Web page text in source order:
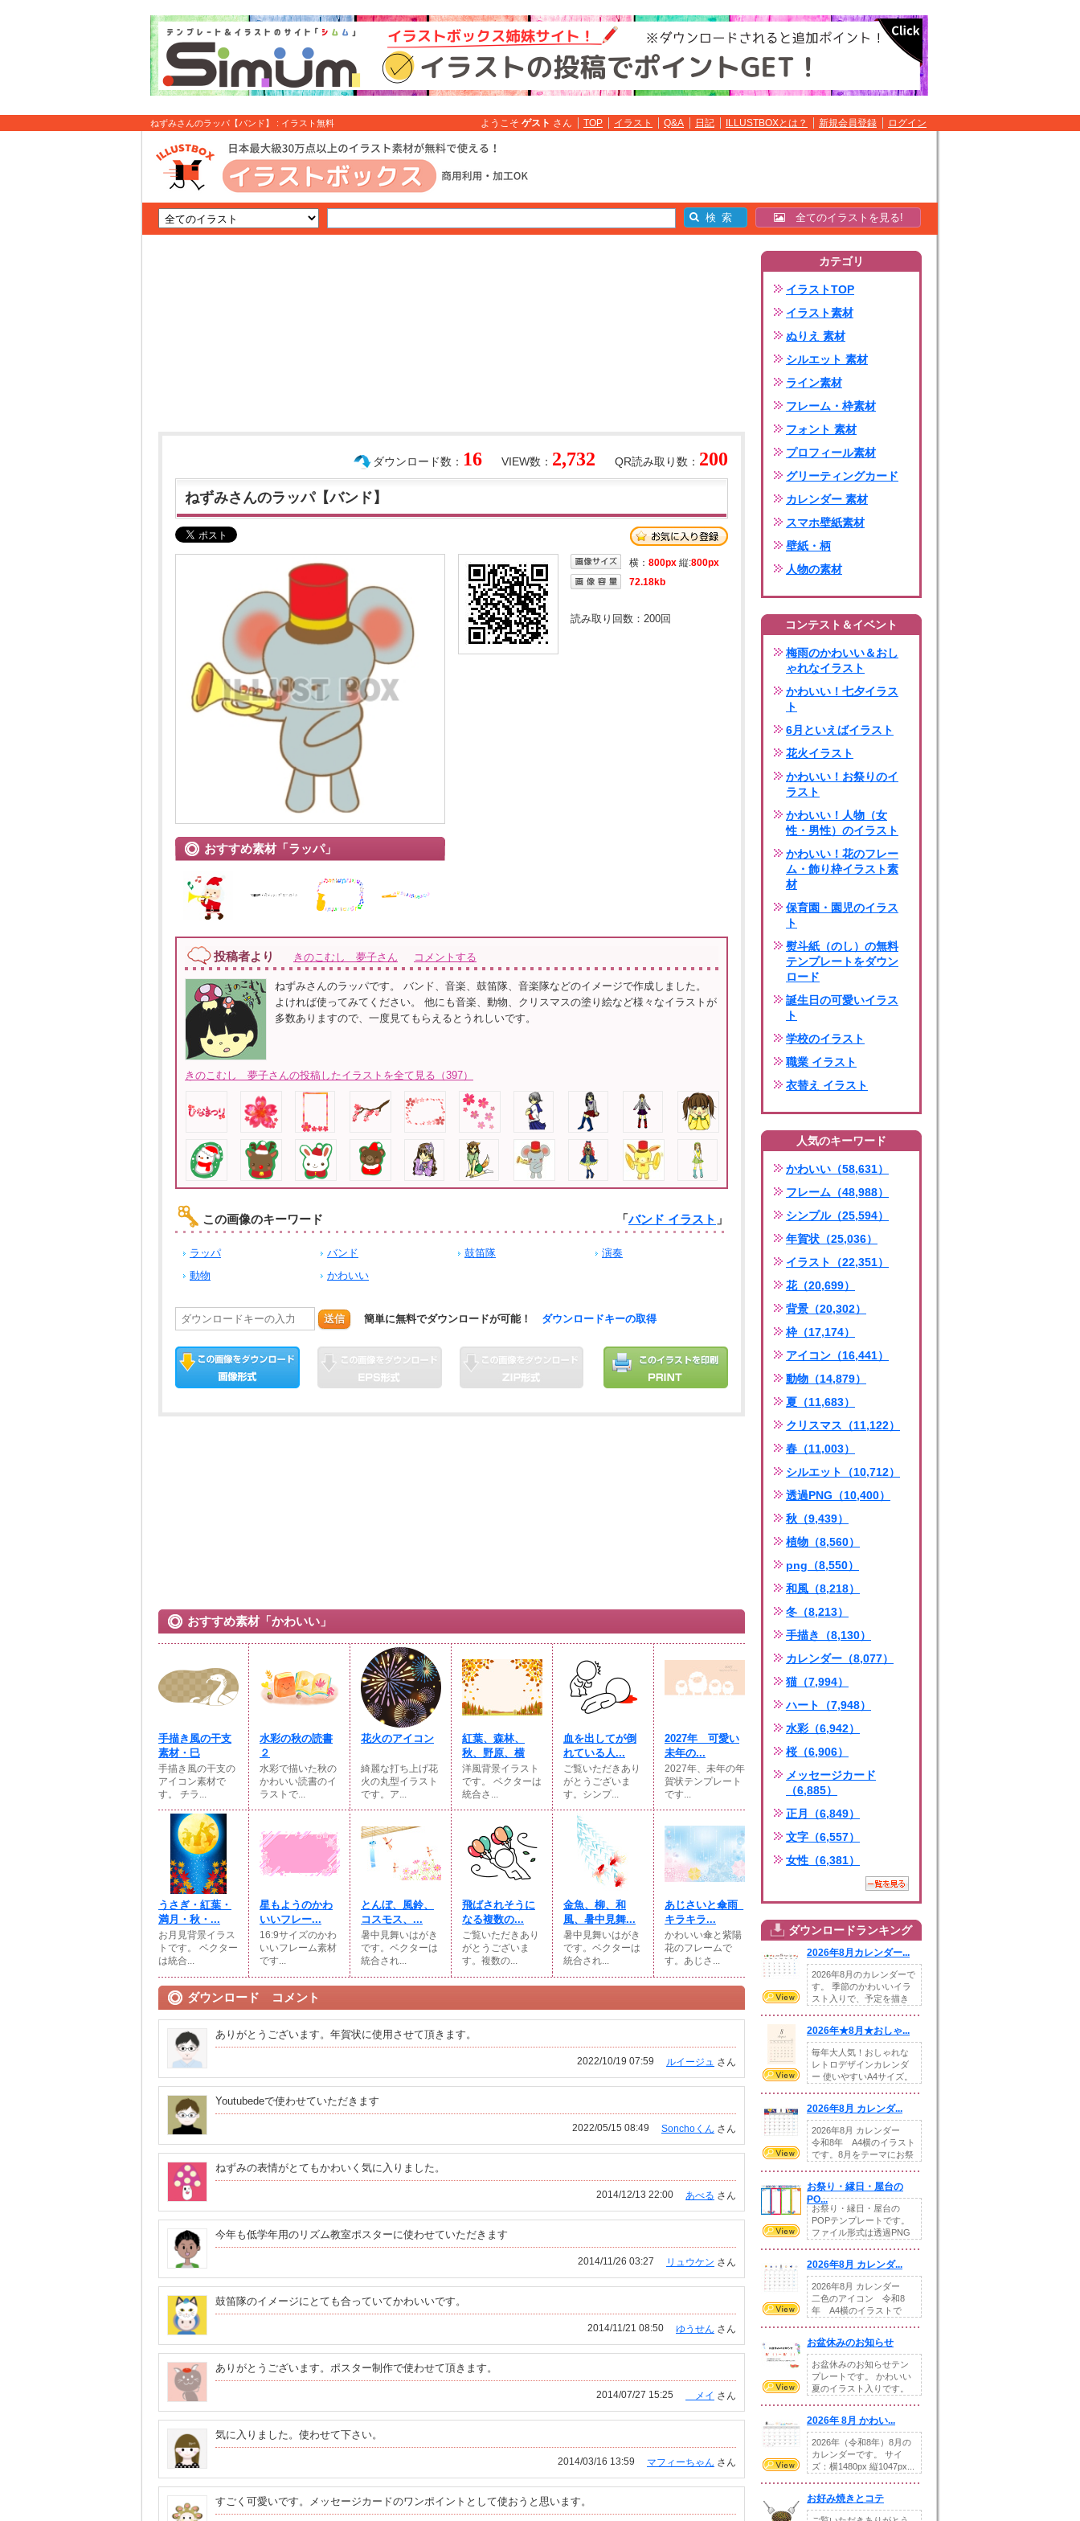
ねずみさんのラッパ【バンド】 : イラスト無料 ようこそ ゲスト さん TOP イラスト Q&A 日記 ILLUSTBOXとは？ 新規会員登録 ログイン
全てのイラストを見る!
QR読み取り数： 200
VIEW数： 2,732
ダウンロード数： 16
ねずみさんのラッパ【バンド】
おすすめ素材「ラッパ」
横： 800px 縦:800px
72.18kb
読み取り回数： 200回
投稿者より きのこむし 夢子さん コメントする
ねずみさんのラッパです。 バンド、音楽、鼓笛隊、音楽隊などのイメージで作成しました。
よければ使ってみてください。 他にも音楽、動物、クリスマスの塗り絵など様々なイラストが
多数ありますので、一度見てもらえるとうれしいです。
きのこむし 夢子さんの投稿したイラストを全て見る（397）
この画像のキーワード 「バンド イラスト 」
ラッパ バンド 鼓笛隊
演奏
動物
かわいい
送信 簡単に無料でダウンロードが可能！ ダウンロードキーの取得
おすすめ素材「かわいい」
手描き風の干支
素材・巳
手描き風の干支の
アイコン素材で
す。 チラ...
水彩の秋の読書
２
水彩で描いた秋の
かわいい読書のイ
ラストで...
花火のアイコン
綺麗な打ち上げ花
火の丸型イラスト
です。ア...
紅葉、森林、
秋、野原、横
洋風背景イラスト
です。 ベクターは
統合さ...
血を出してが倒
れている人...
ご覧いただきあり
がとうございま
す。シンプ...
2027年 可愛い
未年の...
2027年、未年の年
賀状テンプレート
です...
うさぎ・紅葉・
満月・秋・...
お月見背景イラス
トです。 ベクター
は統合...
星もようのかわ
いいフレー...
16:9サイズのかわ
いいフレーム素材
です...
とんぼ、風鈴、
コスモス、...
暑中見舞いはがき
です。ベクターは
統合され...
飛ばされそうに
なる複数の...
ご覧いただきあり
がとうございま
す。複数の...
金魚、柳、和
風、暑中見舞...
暑中見舞いはがき
です。ベクターは
統合され...
あじさいと傘雨_
キラキラ...
かわいい傘と紫陽
花のフレームで
す。あじさ...
ダウンロード コメント
ありがとうございます。年賀状に使用させて頂きます。
ルイージュ さん
2022/10/19 07:59
Youtubedeで使わせていただきます
Sonchoくん さん
2022/05/15 08:49
ねずみの表情がとてもかわいく気に入りました。
あべる さん
2014/12/13 22:00
今年も低学年用のリズム教室ポスターに使わせていただきます
リュウケン さん
2014/11/26 03:27
鼓笛隊のイメージにとても合っていてかわいいです。
ゆうせん さん
2014/11/21 08:50
ありがとうございます。ポスター制作で使わせて頂きます。
メイ さん
2014/07/27 15:25
気に入りました。使わせて下さい。
マフィーちゃん さん
2014/03/16 13:59
すごく可愛いです。メッセージカードのワンポイントとして使おうと思います。
カテゴリ
イラストTOP
イラスト素材
ぬりえ 素材
シルエット 素材
ライン素材
フレーム・枠素材
フォント 素材
プロフィール素材
グリーティングカード
カレンダー 素材
スマホ壁紙素材
壁紙・柄
人物の素材
コンテスト＆イベント
梅雨のかわいい＆おし
ゃれなイラスト
かわいい！七夕イラス
ト
6月といえばイラスト
花火イラスト
かわいい！お祭りのイ
ラスト
かわいい！人物（女
性・男性）のイラスト
かわいい！花のフレー
ム・飾り枠イラスト素
材
保育園・園児のイラス
ト
熨斗紙（のし）の無料
テンプレートをダウン
ロード
誕生日の可愛いイラス
ト
学校のイラスト
職業 イラスト
衣替え イラスト
人気のキーワード
かわいい（58,631）
フレーム（48,988）
シンプル（25,594）
年賀状（25,036）
イラスト（22,351）
花（20,699）
背景（20,302）
枠（17,174）
アイコン（16,441）
動物（14,879）
夏（11,683）
クリスマス（11,122）
春（11,003）
シルエット（10,712）
透過PNG（10,400）
秋（9,439）
植物（8,560）
png（8,550）
和風（8,218）
冬（8,213）
手描き（8,130）
カレンダー（8,077）
猫（7,994）
ハート（7,948）
水彩（6,942）
桜（6,906）
メッセージカード
（6,885）
正月（6,849）
文字（6,557）
女性（6,381）
ダウンロードランキング
2026年8月カレンダー...
2026年8月のカレンダーで
す。 季節のかわいいイラ
スト入りで、予定を描き
2026年★8月★おしゃ...
毎年大人気！おしゃれな
レトロデザインカレンダ
ー 使いやすいA4サイズ。
2026年8月 カレンダ...
2026年8月 カレンダー
令和8年 A4横のイラスト
です。8月をテーマにお祭
お祭り・縁日・屋台の
PO...
お祭り・縁日・屋台の
POPテンプレートです。
ファイル形式は透過PNG
2026年8月 カレンダ...
2026年8月 カレンダー
二色のアイコン 令和8
年 A4横のイラストで
お盆休みのお知らせ
お盆休みのお知らせテン
プレートです。 かわいい
夏のイラスト入りです。
2026年 8月 かわい...
2026年（令和8年）8月の
カレンダーです。 サイ
ズ：横1480px 縦1047px...
お好み焼きとコテ